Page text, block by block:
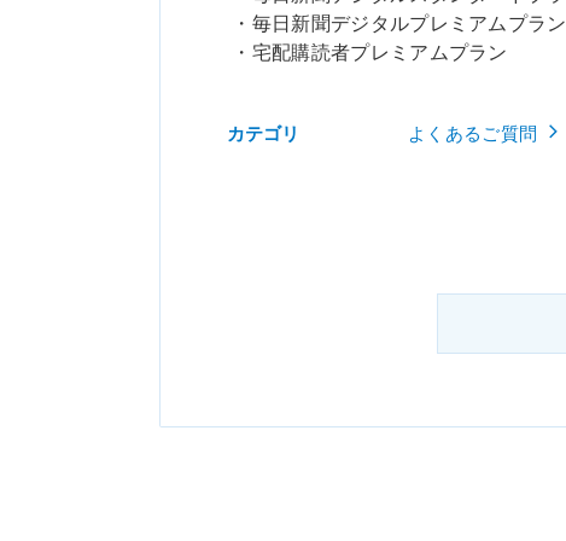
・毎日新聞デジタルプレミアムプラン
・宅配購読者プレミアムプラン
カテゴリ よくあるご質問